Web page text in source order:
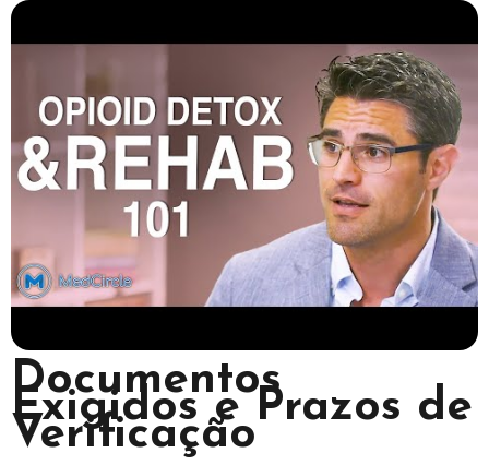
Documentos
Exigidos e Prazos de
Verificação